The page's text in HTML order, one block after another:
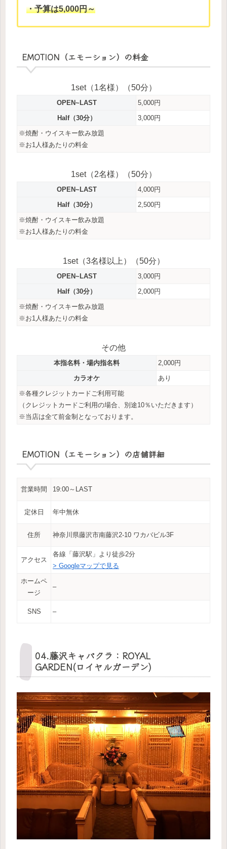
・予算は5,000円～
EMOTION（エモーション）の料金
1set（1名様）（50分）
OPEN~LAST
5,000円
Half（30分）
3,000円
※焼酎・ウイスキー飲み放題
※お1人様あたりの料金
1set（2名様）（50分）
OPEN~LAST
4,000円
Half（30分）
2,500円
※焼酎・ウイスキー飲み放題
※お1人様あたりの料金
1set（3名様以上）（50分）
OPEN~LAST
3,000円
Half（30分）
2,000円
※焼酎・ウイスキー飲み放題
※お1人様あたりの料金
その他
本指名料・場内指名料
2,000円
カラオケ
あり
※各種クレジットカードご利用可能
（クレジットカードご利用の場合、別途10％いただきます）
※当店は全て前金制となっております。
EMOTION（エモーション）の店舗詳細
営業時間 19:00～LAST
定休日 年中無休
住所 神奈川県藤沢市南藤沢2-10 ワカバビル3F
アクセス
各線「藤沢駅」より徒歩2分
> Googleマップで見る
ホームペ
ージ
–
SNS –
04.藤沢キャバクラ：ROYAL
GARDEN(ロイヤルガーデン)